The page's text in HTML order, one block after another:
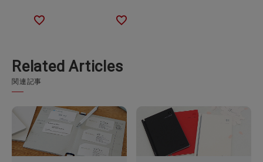
Related Articles
関連記事